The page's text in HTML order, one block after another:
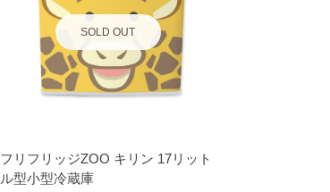
SOLD OUT
フリフリッジZOO キリン 17リット
ル型小型冷蔵庫